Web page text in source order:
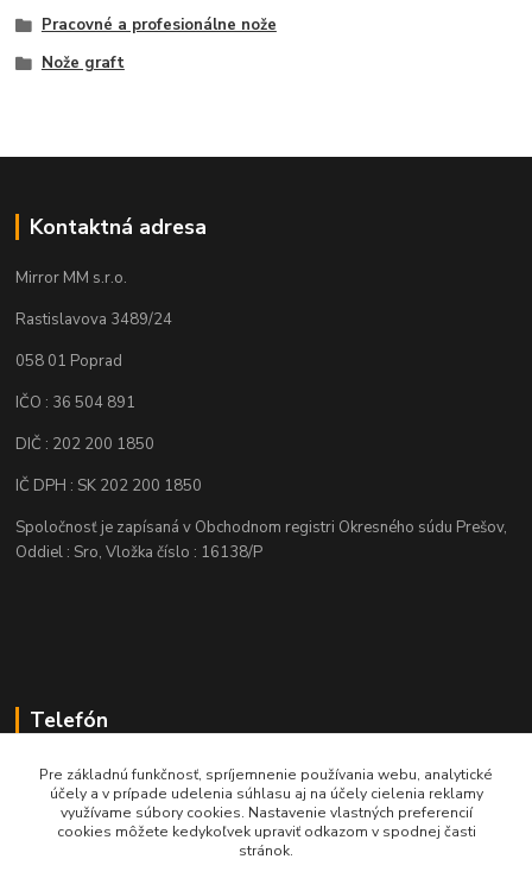
Pracovné a profesionálne nože
Nože graft
Kontaktná adresa
Mirror MM s.r.o.
Rastislavova 3489/24
058 01 Poprad
IČO : 36 504 891
DIČ : 202 200 1850
IČ DPH : SK 202 200 1850
Spoločnosť je zapísaná v Obchodnom registri Okresného súdu Prešov,
Oddiel : Sro, Vložka číslo : 16138/P
Telefón
+421 905 622 625
obchod@nozeplus.sk
Pre základnú funkčnosť, spríjemnenie používania webu, analytické
účely a v prípade udelenia súhlasu aj na účely cielenia reklamy
využívame súbory cookies. Nastavenie vlastných preferencií
cookies môžete kedykoľvek upraviť odkazom v spodnej časti
stránok.